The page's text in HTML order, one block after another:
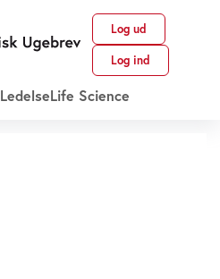
Log ud
Log ind
LedelseLife Science